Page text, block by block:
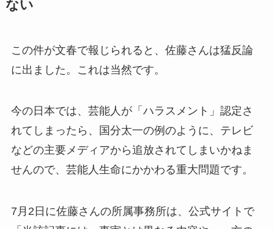
ない
この件が文春で報じられると、佐藤さんは猛反論
に出ました。これは当然です。
今の日本では、芸能人が「ハラスメント」認定さ
れてしまったら、国分太一の例のように、テレビ
などの主要メディアから追放されてしまいかねま
せんので、芸能人生命にかかわる重大問題です。
7月2日に佐藤さんの所属事務所は、公式サイトで